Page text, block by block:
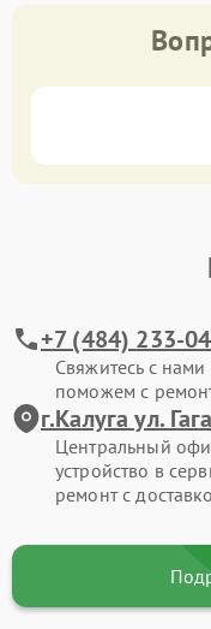
+7 (484) 233-
Свяжитесь с
поможем с
г.Калуга ул.
Центральный
устройство в
ремонт с